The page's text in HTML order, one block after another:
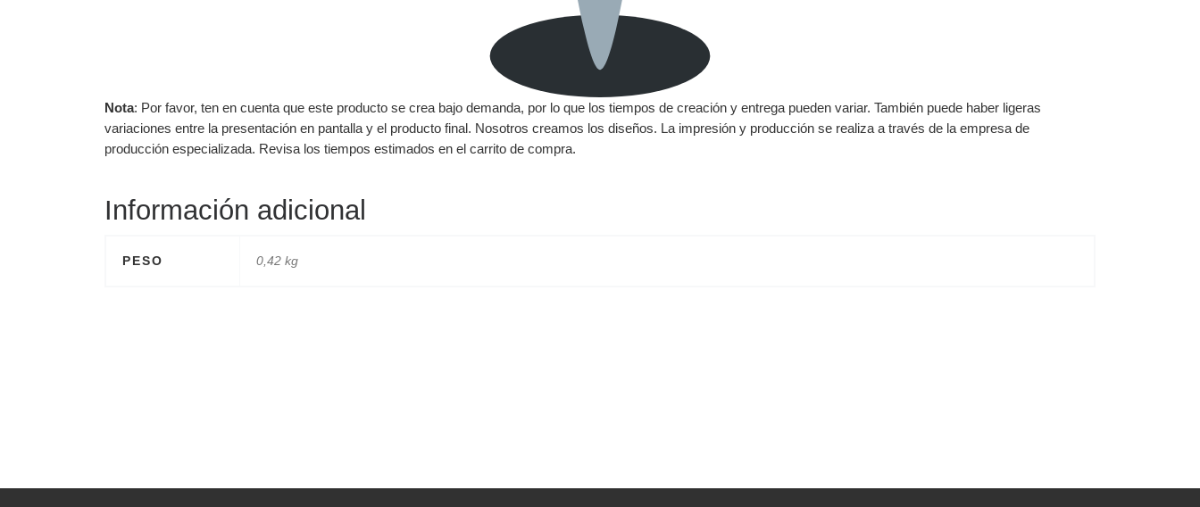
Nota: Por favor, ten en cuenta que este producto se crea bajo demanda, por lo que los tiempos de creación y entrega pueden variar. También puede haber ligeras
variaciones entre la presentación en pantalla y el producto final. Nosotros creamos los diseños. La impresión y producción se realiza a través de la empresa de
producción especializada. Revisa los tiempos estimados en el carrito de compra.
Información adicional
PESO 0,42 kg